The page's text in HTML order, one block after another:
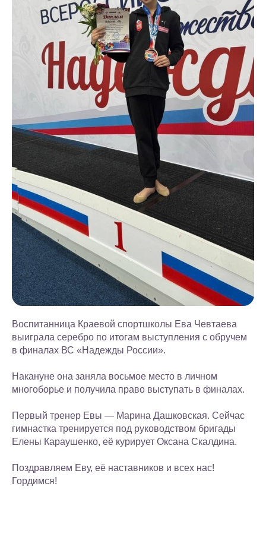
Воспитанница Краевой спортшколы Ева Чевтаева
выиграла серебро по итогам выступления с обручем
в финалах ВС «Надежды России».
Накануне она заняла восьмое место в личном
многоборье и получила право выступать в финалах.
Первый тренер Евы — Марина Дашковская. Сейчас
гимнастка тренируется под руководством бригады
Елены Караушенко, её курирует Оксана Скалдина.
Поздравляем Еву, её наставников и всех нас!
Гордимся!